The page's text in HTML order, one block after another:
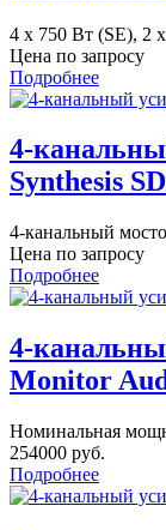
4 x 750 Вт (SE), 2
Цена по запросу
Подробнее
4-
Synthesis
4-канальный
Цена по запросу
Подробнее
4-
Monitor
Номинальная
254000 руб.
Подробнее